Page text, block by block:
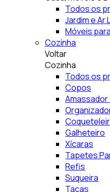
Todos os
Jardim e Ar
Móveis
Cozinha
Voltar
Cozinha
Todos os
Copos
Amassador
Galheteiro
Xícaras
Tapetes
Refis
Suqueira
Taças